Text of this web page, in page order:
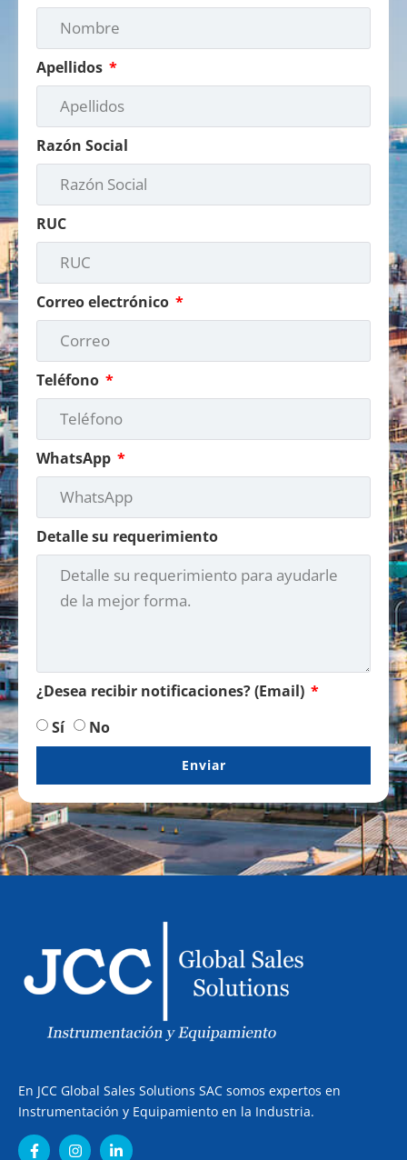
Apellidos
Razón Social
RUC
Correo electrónico
Teléfono
WhatsApp
Detalle su requerimiento
¿Desea recibir notificaciones? (Email)
Sí
No
Enviar
En JCC Global Sales Solutions SAC somos expertos en
Instrumentación y Equipamiento en la Industria.